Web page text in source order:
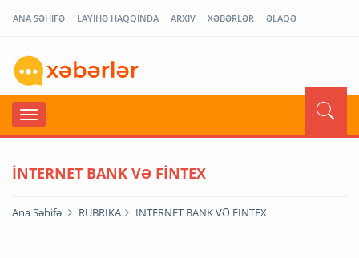
ANA SƏHİFƏ LAYİHƏ HAQQINDA ARXİV XƏBƏRLƏR ƏLAQƏ
İNTERNET BANK VƏ FİNTEX
Ana Səhifə RUBRİKA İNTERNET BANK VƏ FİNTEX